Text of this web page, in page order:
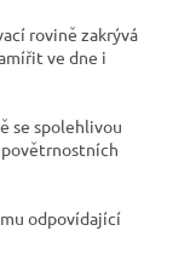
rovině zakrývá
ve dne i
se spolehlivou
odpovídající